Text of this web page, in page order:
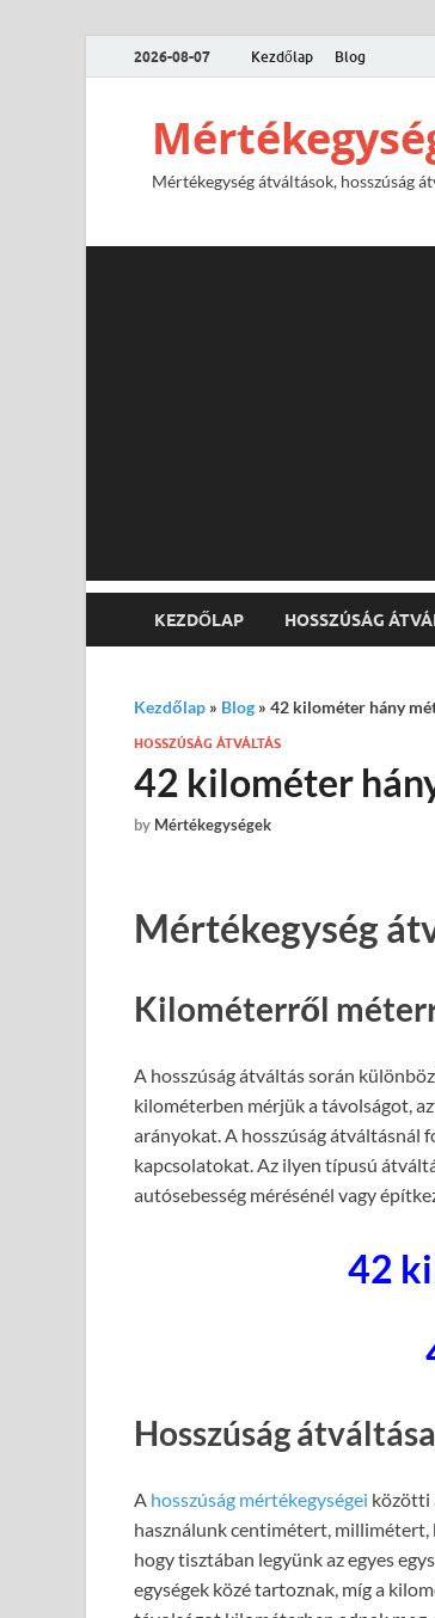
2026-08-07 Kezdőlap Blog
Mértékegység átváltások, hosszúság
KEZDŐLAP HOSSZÚSÁG
Kezdőlap » Blog » 42 kilométer hány
HOSSZÚSÁG ÁTVÁLTÁS
42 kilométer
by Mértékegységek
Mértékegység
Kilométerről
A hosszúság átváltás során
kilométerben mérjük a távolságot,
arányokat. A hosszúság átváltásnál
kapcsolatokat. Az ilyen típusú
autósebesség mérésénél vagy
42
Hosszúság átváltása
A hosszúság mértékegységei közötti
használunk centimétert, millimétert,
hogy tisztában legyünk az egyes
egységek közé tartoznak, míg a